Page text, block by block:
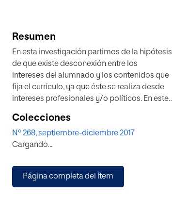
Resumen
En esta investigación partimos de la hipótesis
de que existe desconexión entre los
intereses del alumnado y los contenidos que
fija el currículo, ya que éste se realiza desde
intereses profesionales y/o políticos. En este
el alumnado de 4º curso de Secundaria por los
contenidos de Música, al ser el interés uno de
los factores que influyen en su aprendizaje. Se
de encuesta e investigación cualitativa,
y en él se analizan qué contenidos resultan
Colecciones
Nº 268, septiembre-diciembre 2017
Cargando...
Página completa del ítem